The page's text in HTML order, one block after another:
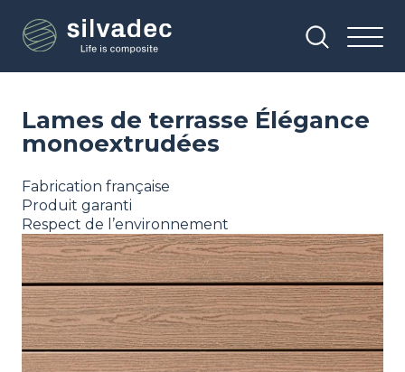
contenu
Lames de terrasse Élégance
monoextrudées
Fabrication française
Produit garanti
Respect de l’environnement